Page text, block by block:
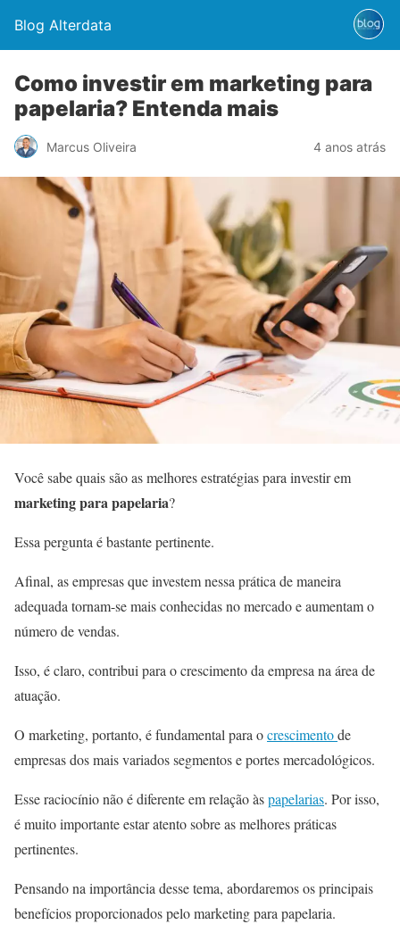
Blog Alterdata
Como investir em marketing para
papelaria? Entenda mais
Marcus Oliveira 4 anos atrás
Você sabe quais são as melhores estratégias para investir em
marketing para papelaria?
Essa pergunta é bastante pertinente.
Afinal, as empresas que investem nessa prática de maneira
adequada tornam-se mais conhecidas no mercado e aumentam o
número de vendas.
Isso, é claro, contribui para o crescimento da empresa na área de
atuação.
O marketing, portanto, é fundamental para ocrescimentode
empresas dos mais variados segmentos e portes mercadológicos.
Esse raciocínio não é diferente em relação àspapelarias. Por isso,
é muito importante estar atento sobre as melhores práticas
pertinentes.
Pensando na importância desse tema, abordaremos os principais
benefícios proporcionados pelo marketing para papelaria.